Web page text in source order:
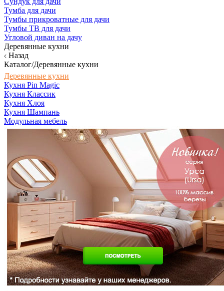
Тумба для дачи
Тумбы прикроватные для дачи
Тумбы ТВ для дачи
Угловой диван на дачу
Деревянные кухни
Назад
Каталог/Деревянные кухни
Деревянные кухни
Кухня Pin Magic
Кухня Классик
Кухня Хлоя
Кухня Шампань
Модульная мебель